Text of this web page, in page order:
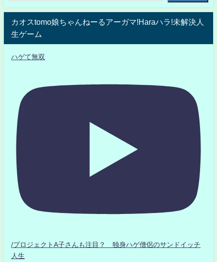
カオスtomo娘ちゃんねーるアーガマ!Haraハラ!未解決人
生ゲーム
ハゲて無双
/プロジェクトA子さんも注目？ 独身ハゲ僧侶のサンドイッチ
人生